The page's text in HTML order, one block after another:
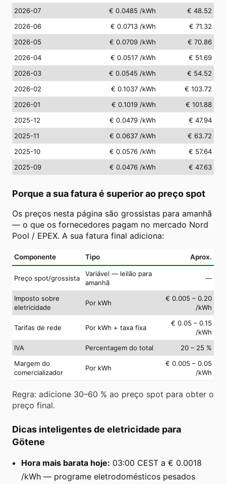
2026-07
€ 0.0485 /kWh
€ 48.52
2026-06
€ 0.0713 /kWh
€ 71.32
2026-05
€ 0.0709 /kWh
€ 70.86
2026-04
€ 0.0517 /kWh
€ 51.69
2026-03
€ 0.0545 /kWh
€ 54.52
2026-02
€ 0.1037 /kWh
€ 103.72
2026-01
€ 0.1019 /kWh
€ 101.88
2025-12
€ 0.0479 /kWh
€ 47.94
2025-11
€ 0.0637 /kWh
€ 63.72
2025-10
€ 0.0576 /kWh
€ 57.64
2025-09
€ 0.0476 /kWh € 47.63
Porque a sua fatura é superior ao preço spot
Os preços nesta página são grossistas para amanhã
— o que os fornecedores pagam no mercado Nord
Pool / EPEX. A sua fatura final adiciona:
Componente Tipo Aprox.
Preço spot/grossista
Variável — leilão para
amanhã
—
Imposto sobre
eletricidade
Por kWh
€ 0.005 – 0.20
/kWh
Tarifas de rede Por kWh + taxa fixa
€ 0.05 – 0.15
/kWh
IVA
Percentagem do total
20 – 25 %
Margem do
comercializador
Por kWh
€ 0.005 – 0.05
/kWh
Regra: adicione 30–60 % ao preço spot para obter o
preço final.
Dicas inteligentes de eletricidade para
Götene
Hora mais barata hoje: 03:00 CEST a € 0.0018
/kWh — programe eletrodomésticos pesados